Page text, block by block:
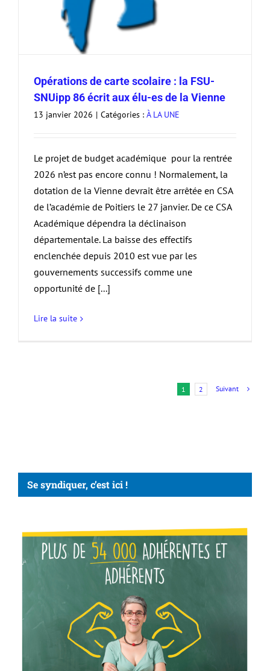
Opérations de carte scolaire : la FSU-
SNUipp 86 écrit aux élu-es de la Vienne
13 janvier 2026 | Catégories : À LA UNE
Le projet de budget académique pour la rentrée
2026 n’est pas encore connu ! Normalement, la
dotation de la Vienne devrait être arrêtée en CSA
de l’académie de Poitiers le 27 janvier. De ce CSA
Académique dépendra la déclinaison
départementale. La baisse des effectifs
enclenchée depuis 2010 est vue par les
gouvernements successifs comme une
opportunité de [...]
Lire la suite
1 2 Suivant
Se syndiquer, c’est ici !